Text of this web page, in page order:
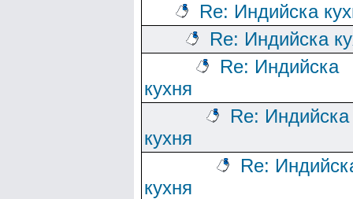
Re: Индийска
Re: Индийска
Re: Индийска
кухня
Re: Индийска
кухня
Re:
кухня